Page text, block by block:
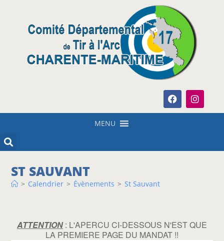
MENU
ST SAUVANT
> Calendrier > Évènements > St Sauvant
ATTENTION: L'APERCU CI-DESSOUS N'EST QUE
LA PREMIERE PAGE DU MANDAT !!